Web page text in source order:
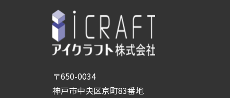
〒650-0034
神戸市中央区京町83番地